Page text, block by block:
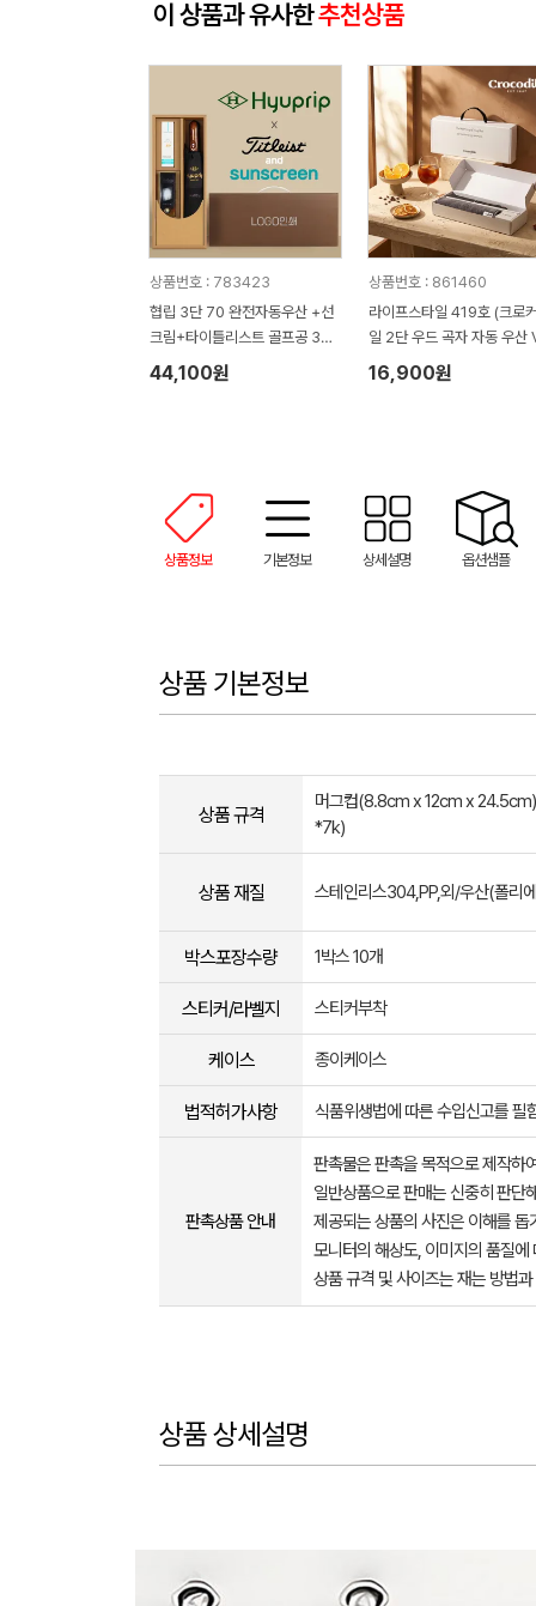
이 상품과 유사한추천상품
상품번호 : 783423
협립 3단 70 완전자동우산 +선
크림+타이틀리스트 골프공 3구-
세트
44,100원
상품번호 : 861460
라이프스타일 419호 (크로
일 2단 우드 곡자 자동 우산
+심플 타올 150g)
16,900원
상품정보 기본정보 상세설명 옵션샘플
상품 기본정보
상품 규격
머그컵(8.8cm x 12cm x
*7k)
상품 재질 스테인리스304,PP,외/우산(폴리
박스포장수량 1박스 10개
스티커/라벨지 스티커부착
케이스 종이케이스
법적허가사항 식품위생법에 따른 수입신고를 필
판촉상품 안내
판촉물은 판촉을 목적으로 제작하
일반상품으로 판매는 신중히 판단
제공되는 상품의 사진은 이해를
모니터의 해상도, 이미지의 품질
상품 규격 및 사이즈는 재는 방법
상품 상세설명